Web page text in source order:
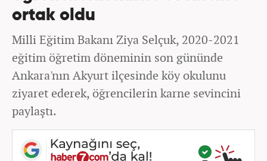
ortak oldu
Milli Eğitim Bakanı Ziya Selçuk, 2020-2021
eğitim öğretim döneminin son gününde
Ankara'nın Akyurt ilçesinde köy okulunu
ziyaret ederek, öğrencilerin karne sevincini
paylaştı.